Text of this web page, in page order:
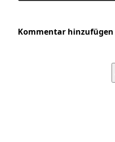
Kommentar hinzufügen